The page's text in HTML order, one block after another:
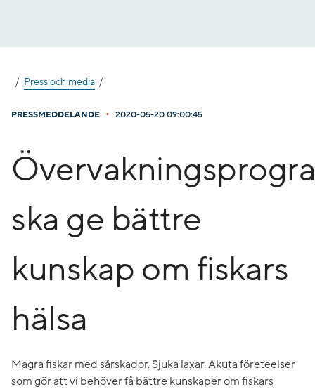
Press och media
PRESSMEDDELANDE • 2020-05-20 09:00:45
ska ge bättre
kunskap om fiskars
hälsa
​Magra fiskar med sårskador. Sjuka laxar. Akuta företeelser
som gör att vi behöver få bättre kunskaper om fiskars